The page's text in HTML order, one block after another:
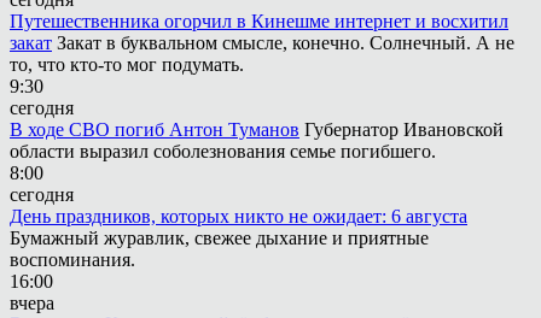
Путешественника огорчил в Кинешме интернет и восхитил
закат Закат в буквальном смысле, конечно. Солнечный. А не
то, что кто-то мог подумать.
9:30
сегодня
В ходе СВО погиб Антон Туманов Губернатор Ивановской
области выразил соболезнования семье погибшего.
8:00
сегодня
День праздников, которых никто не ожидает: 6 августа
Бумажный журавлик, свежее дыхание и приятные
воспоминания.
16:00
вчера